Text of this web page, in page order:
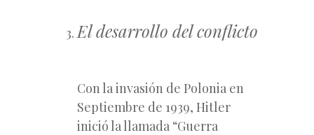
El desarrollo del conflicto
Con la invasión de Polonia en
Septiembre de 1939, Hitler
inició la llamada “Guerra